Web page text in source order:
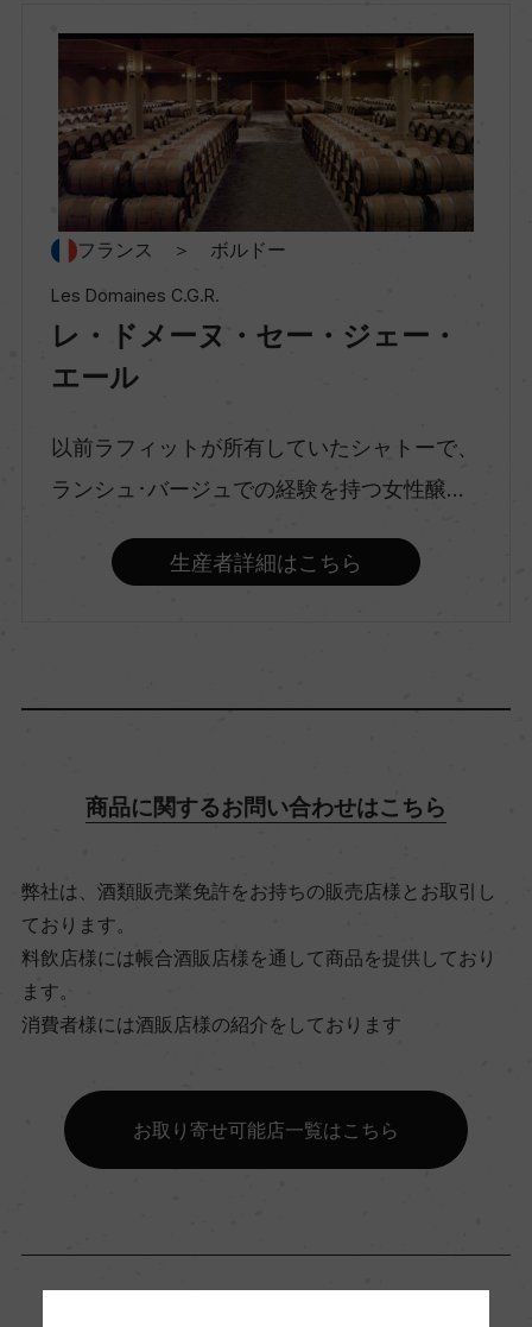
メドック
スティルワイン
味わい
フルボディ
品種（原材料）
飲み頃温度
ビオ情報・認証機関
サステナブル農法
フランス ＞ ボルドー
Les Domaines C.G.R.
レ・ドメーヌ・セー・ジェー・
エール
以前ラフィットが所有していたシャトーで、
ランシュ･バージュでの経験を持つ女性醸...
生産者詳細はこちら
商品に関するお問い合わせはこちら
弊社は、酒類販売業免許をお持ちの販売店様とお取引し
ております。
料飲店様には帳合酒販店様を通して商品を提供しており
ます。
消費者様には酒販店様の紹介をしております
お取り寄せ可能店一覧はこちら